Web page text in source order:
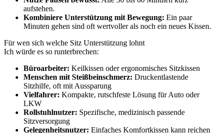
aufstehen.
Kombiniere Unterstützung mit Bewegung: Ein paar
Minuten gehen sind oft wertvoller als noch ein neues Kissen.
Für wen sich welche Sitz Unterstützung lohnt
Ich würde es so runterbrechen:
Büroarbeiter: Keilkissen oder ergonomisches Sitzkissen
Menschen mit Steißbeinschmerz: Druckentlastende
Sitzhilfe, oft mit Aussparung
Vielfahrer: Kompakte, rutschfeste Lösung für Auto oder
LKW
Rollstuhlnutzer: Spezifische, medizinisch passende
Sitzversorgung
Gelegenheitsnutzer: Einfaches Komfortkissen kann reichen